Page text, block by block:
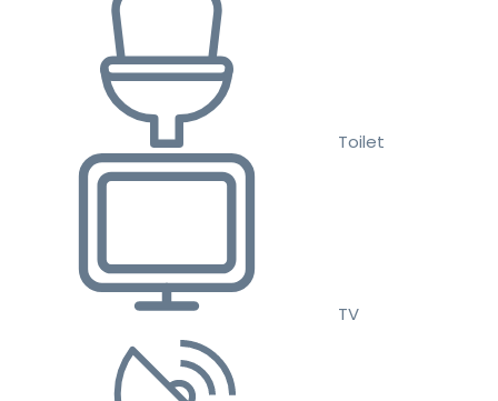
Toilet
TV